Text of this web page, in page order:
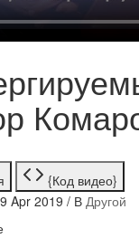
{Код видео}
Apr 2019 / В Другой